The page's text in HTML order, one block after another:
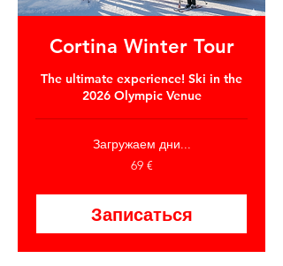
Cortina Winter Tour
The ultimate experience! Ski in the
2026 Olympic Venue
Загружаем дни...
69 €
Записаться